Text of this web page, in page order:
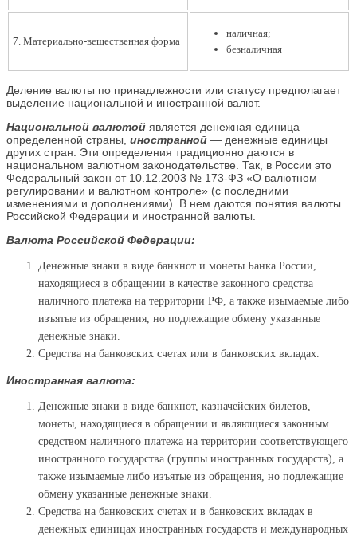
7. Материально-вещественная форма
наличная;
безналичная
Деление валюты по принадлежности или статусу предполагает
выделение национальной и иностранной валют.
Национальной валютой является денежная единица
определенной страны, иностранной — денежные единицы
других стран. Эти определения традиционно даются в
национальном валютном законодательстве. Так, в России это
Федеральный закон от 10.12.2003 № 173-ФЗ «О валютном
регулировании и валютном контроле» (с последними
изменениями и дополнениями). В нем даются понятия валюты
Российской Федерации и иностранной валюты.
Валюта Российской Федерации:
Денежные знаки в виде банкнот и монеты Банка России,
находящиеся в обращении в качестве законного средства
наличного платежа на территории РФ, а также изымаемые либо
изъятые из обращения, но подлежащие обмену указанные
денежные знаки.
Средства на банковских счетах или в банковских вкладах.
Иностранная валюта:
Денежные знаки в виде банкнот, казначейских билетов,
монеты, находящиеся в обращении и являющиеся законным
средством наличного платежа на территории соответствующего
иностранного государства (группы иностранных государств), а
также изымаемые либо изъятые из обращения, но подлежащие
обмену указанные денежные знаки.
Средства на банковских счетах и в банковских вкладах в
денежных единицах иностранных государств и международных